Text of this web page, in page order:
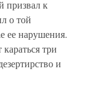
призвал к
о той
ее нарушения.
три
и